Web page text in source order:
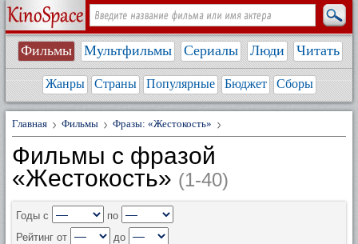
Фильмы Мультфильмы Сериалы Люди Читать
Жанры Страны Популярные Бюджет Сборы
Главная Фильмы Фразы: «Жестокость»
Фильмы с фразой
«Жестокость» (1-40)
Годы с
по
Рейтинг от
до